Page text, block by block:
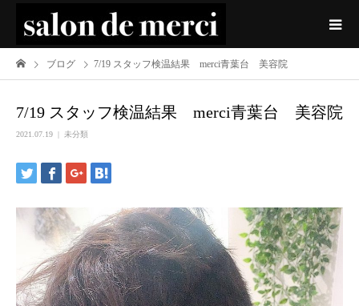
ブログ 7/19 スタッフ検温結果 merci青葉台 美容院
7/19 スタッフ検温結果 merci青葉台 美容院
2021.07.19 未分類